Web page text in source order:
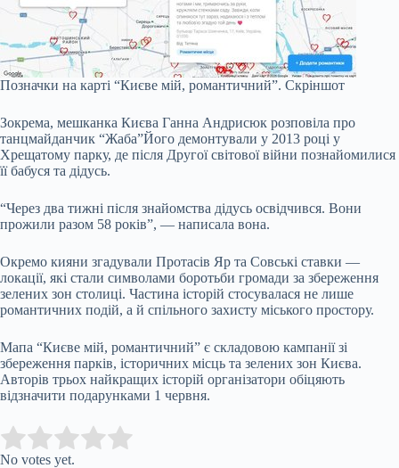
Позначки на карті “Києве мій, романтичний”. Скріншот
Зокрема, мешканка Києва Ганна Андрисюк розповіла про
танцмайданчик “Жаба”Його демонтували у 2013 році у
Хрещатому парку, де після Другої світової війни познайомилися
її бабуся та дідусь.
“Через два тижні після знайомства дідусь освідчився. Вони
прожили разом 58 років”, — написала вона.
Окремо кияни згадували Протасів Яр та Совські ставки —
локації, які стали символами боротьби громади за збереження
зелених зон столиці. Частина історій стосувалася не лише
романтичних подій, а й спільного захисту міського простору.
Мапа “Києве мій, романтичний” є складовою кампанії зі
збереження парків, історичних місць та зелених зон Києва.
Авторів трьох найкращих історій організатори обіцяють
відзначити подарунками 1 червня.
Rate this item:
No votes yet.